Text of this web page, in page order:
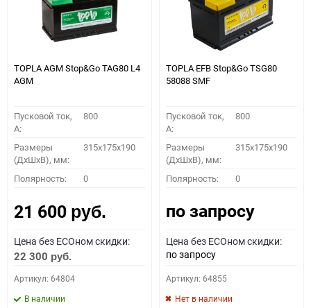
TOPLA AGM Stop&Go TAG80 L4
AGM
Пусковой ток,
A:
800
Размеры
(ДхШхВ), мм:
315x175x190
Полярность: 0
21 600 руб.
Цена без ECOном скидки:
22 300 руб.
Артикул: 64804
В наличии
TOPLA EFB Stop&Go TSG80
58088 SMF
Пусковой ток,
A:
800
Размеры
(ДхШхВ), мм:
315x175x190
Полярность: 0
по запросу
Цена без ECOном скидки:
по запросу
Артикул: 64855
Нет в наличии